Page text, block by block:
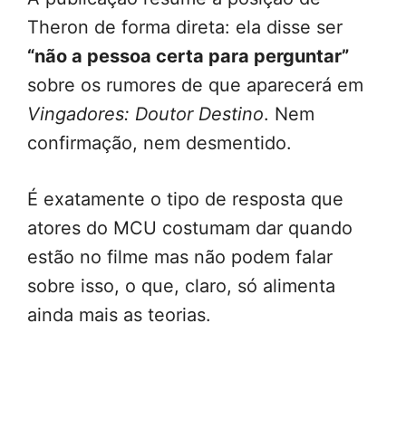
Theron de forma direta: ela disse ser
“não a pessoa certa para perguntar”
sobre os rumores de que aparecerá em
Vingadores: Doutor Destino. Nem
confirmação, nem desmentido.
É exatamente o tipo de resposta que
atores do MCU costumam dar quando
estão no filme mas não podem falar
sobre isso, o que, claro, só alimenta
ainda mais as teorias.